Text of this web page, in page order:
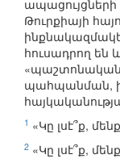
ապացույցների
Թուրքիայի
հուսադրող են
պահպանման,
1 «Կը լսէ՞ք,
2 «Կը լսէ՞ք,